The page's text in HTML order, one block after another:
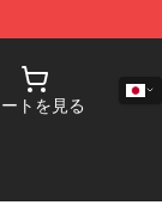
トを見る